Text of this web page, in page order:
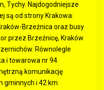
Tychy. Najdogodniejsze
są od strony Krakowa:
Brzeźnica oraz busy
przez Brzeźnicę, Kraków
Równolegle
i towarowa nr 94
komunikację
gminnych i 42 km